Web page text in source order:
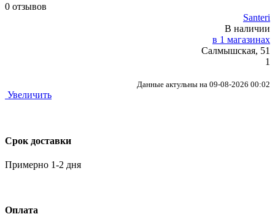
0 отзывов
Santeri
В наличии
в 1 магазинах
Салмышская, 51
1
Данные актульны на 09-08-2026 00:02
Увеличить
Срок доставки
Примерно 1-2 дня
Оплата